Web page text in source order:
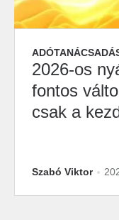
2026-os
fontos
csak a
Szabó Viktor